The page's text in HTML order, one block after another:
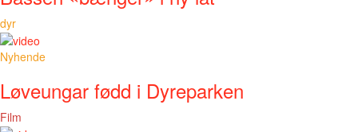
dyr
Nyhende
Løveungar fødd i Dyreparken
Film